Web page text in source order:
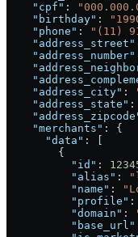
    "cpf"
:
    "birthday"
:
    "phone"
: "(11)
    "address_street"
    "address_number"
    "address_city"
:
    "address_state"
:
    "merchants"
: {
      "data"
: [
        {
          "id"
:
          "alias"
:
          "name"
:
          "profile"
:
          "domain"
:
          "base_url"